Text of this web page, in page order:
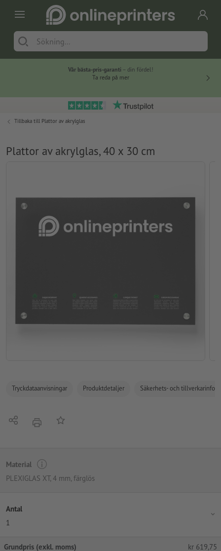
Vår bästa-pris-garanti – din fördel!
Ta reda på mer
Tillbaka till Plattor av akrylglas
Plattor av akrylglas, 40 x 30 cm
Tryckdataanvisningar Produktdetaljer Säkerhets- och
Dela erbjudandePå anteckningslistan
Material
PLEXIGLAS XT, 4 mm, färglös
Antal
1
Grundpris (exkl. moms) kr 619,75